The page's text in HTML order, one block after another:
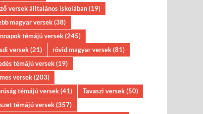
versek álltalános iskolában(19)
magyar versek(38)
témájú versek(245)
versek(21) rövid magyar versek(81)
témájú versek(19)
versek(203)
témájú versek(41) Tavaszi versek(50)
témájú versek(357)